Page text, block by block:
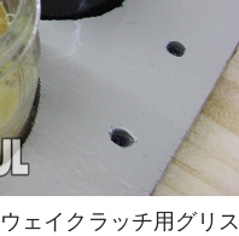
ェイクラッチ用グリス